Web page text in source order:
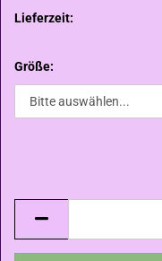
Lieferzeit:
Größe: